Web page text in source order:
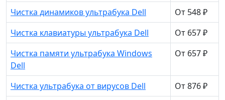
Чистка динамиков ультрабука Dell
От 548 ₽
Чистка клавиатуры ультрабука Dell
От 657 ₽
Чистка памяти ультрабука Windows
Dell
От 657 ₽
Чистка ультрабука от вирусов Dell
От 876 ₽